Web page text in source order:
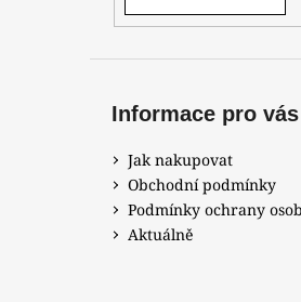
Informace pro vás
Jak nakupovat
Obchodní podmínky
Podmínky ochrany
Aktuálně